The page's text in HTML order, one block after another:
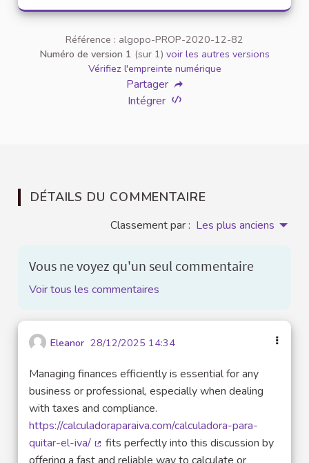
Référence : algopo-PROP-2020-12-82
Numéro de version 1 (sur 1) voir les autres versions
Vérifiez l'empreinte numérique
Partager
Intégrer
DÉTAILS DU COMMENTAIRE
Classement par : Les plus anciens
Vous ne voyez qu'un seul commentaire
Voir tous les commentaires
Eleanor 28/12/2025 14:34
Managing finances efficiently is essential for any
business or professional, especially when dealing
with taxes and compliance.
https://calculadoraparaiva.com/calculadora-para-
quitar-el-iva/
(Lien externe)
fits perfectly into this discussion by